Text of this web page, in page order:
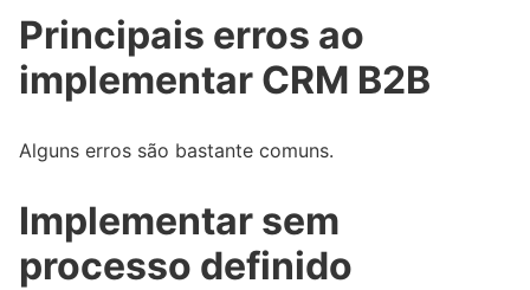
Principais erros ao
implementar CRM B2B
Alguns erros são bastante comuns.
Implementar sem
processo definido